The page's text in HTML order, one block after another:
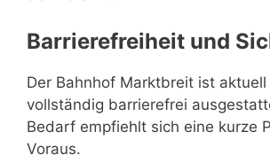
Barrierefreiheit und
Der Bahnhof Marktbreit ist
vollständig barrierefrei
Bedarf empfiehlt sich eine kurze
Voraus.